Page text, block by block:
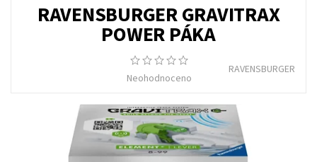
RAVENSBURGER GRAVITRAX
POWER PÁKA
Neohodnoceno
RAVENSBURGER